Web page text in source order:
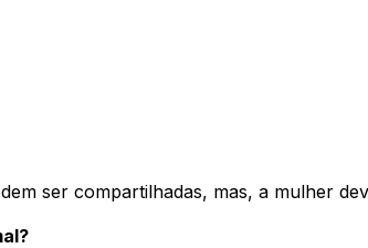
ser compartilhadas, mas, a mulher